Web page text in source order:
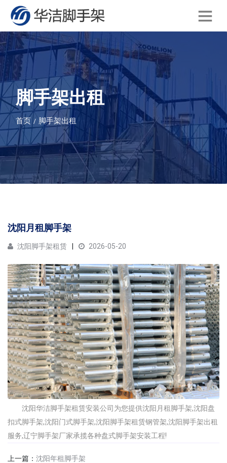
脚手架出租
首页 / 脚手架出租
沈阳月租脚手架
沈阳脚手架租赁 2026-05-20
沈阳华洁脚手架租赁安装公司为您提供沈阳月租脚手架,沈阳盘
扣式脚手架,沈阳门式脚手架,沈阳脚手架租赁钢管架,沈阳脚手架出租
服务,辽宁脚手架厂家承揽各种盘式脚手架安装工程!
上一篇： 沈阳年租脚手架